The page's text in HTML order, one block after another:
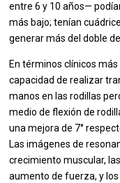
entre 6 y 10 años—
más bajo; tenían
generar más del doble
En términos clínicos
capacidad de realizar
manos en las rodillas
medio de flexión de
una mejora de 7°
Las imágenes de
crecimiento muscular,
aumento de fuerza, y